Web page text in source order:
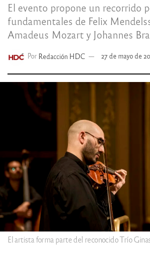
El evento propone un recorrido
fundamentales de Felix
Amadeus Mozart y Johannes
Por Redacción HDC 27 de mayo de
El artista forma parte del reconocido Trío